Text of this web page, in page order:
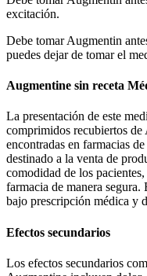
excitación.
Debe tomar Augmentin
puedes dejar de tomar el
Augmentine sin receta
La presentación de este
comprimidos recubiertos de
encontradas en farmacias
destinado a la venta de
comodidad de los
farmacia de manera segura.
bajo prescripción médica y
Efectos secundarios
Los efectos secundarios